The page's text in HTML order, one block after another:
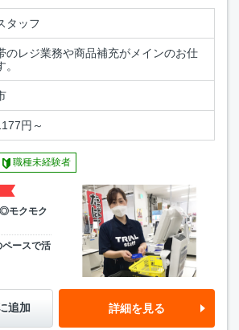
タッフ
のレジ業務や商品補充がメインのお仕
円～
職種未経験者
モクモク
ースで活
追加 詳細を見る